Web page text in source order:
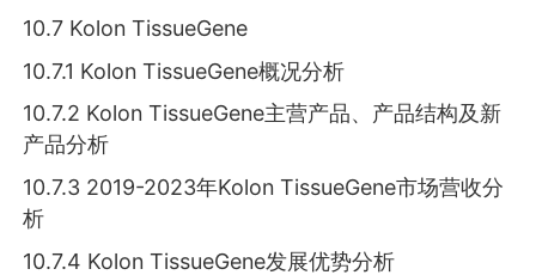
10.7 Kolon TissueGene
10.7.1 Kolon TissueGene概况分析
10.7.2 Kolon TissueGene主营产品、产品结构及新
产品分析
10.7.3 2019-2023年Kolon TissueGene市场营收分
析
10.7.4 Kolon TissueGene发展优势分析